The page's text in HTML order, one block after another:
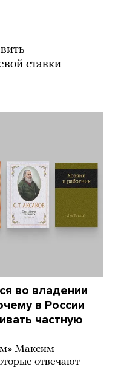
ставки
во владении
в России
частную
Максим
отвечают